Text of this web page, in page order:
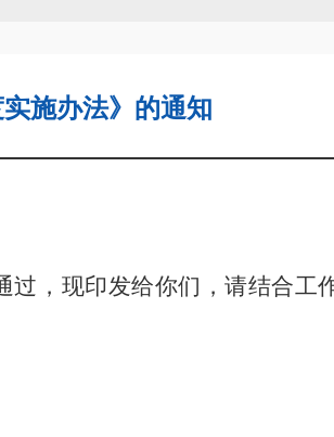
施办法》的通知
过，现印发给你们，请结合工